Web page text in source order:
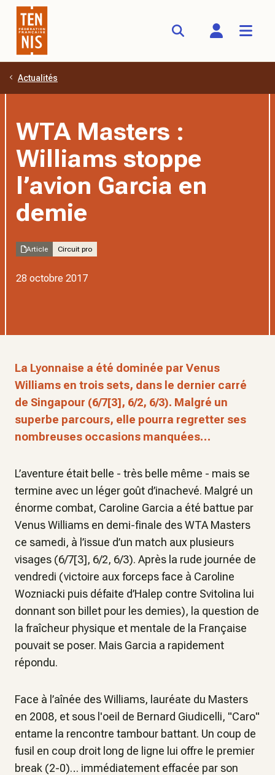
Aller au contenu principal
Actualités
WTA Masters :
Williams stoppe
l’avion Garcia en
demie
Article Circuit pro
28 octobre 2017
La Lyonnaise a été dominée par Venus
Williams en trois sets, dans le dernier carré
de Singapour (6/7[3], 6/2, 6/3). Malgré un
superbe parcours, elle pourra regretter ses
nombreuses occasions manquées…
L’aventure était belle - très belle même - mais se
termine avec un léger goût d’inachevé. Malgré un
énorme combat, Caroline Garcia a été battue par
Venus Williams en demi-finale des WTA Masters
ce samedi, à l’issue d’un match aux plusieurs
visages (6/7[3], 6/2, 6/3). Après la rude journée de
vendredi (victoire aux forceps face à Caroline
Wozniacki puis défaite d’Halep contre Svitolina lui
donnant son billet pour les demies), la question de
la fraîcheur physique et mentale de la Française
pouvait se poser. Mais Garcia a rapidement
répondu.
Face à l’aînée des Williams, lauréate du Masters
en 2008, et sous l'oeil de Bernard Giudicelli, "Caro"
entame la rencontre tambour battant. Un coup de
fusil en coup droit long de ligne lui offre le premier
break (2-0)… immédiatement effacée par son